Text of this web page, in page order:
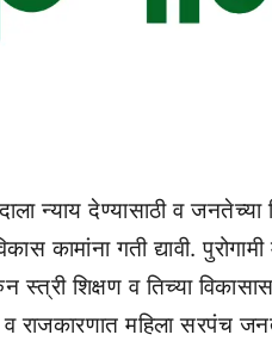
न्याय देण्यासाठी व
कामांना गती द्यावी.
स्त्री शिक्षण व तिच्या
राजकारणात महिला सरपंच